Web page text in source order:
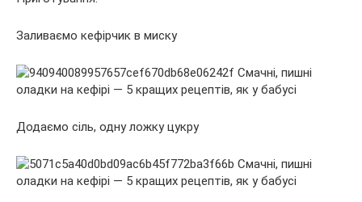
Заливаємо кефірчик в миску
Додаємо сіль, одну ложку цукру